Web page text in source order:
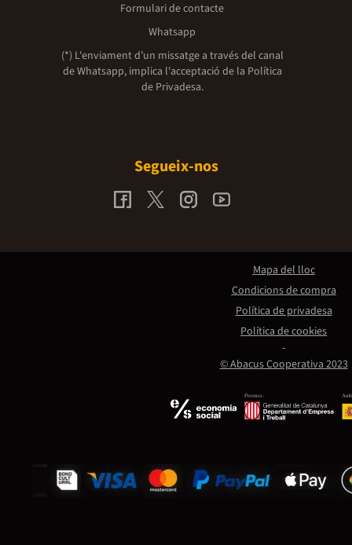
Formulari de contacte
Whatsapp
(*) L'enviament d’un missatge a través del canal
de Whatsapp, implica l'acceptació de la Política
de Privadesa.
Segueix-nos
Promou:
© Abacus Cooperativa 2023
Mapa del lloc
Condicions de compra
Política de privadesa
Política de cookies